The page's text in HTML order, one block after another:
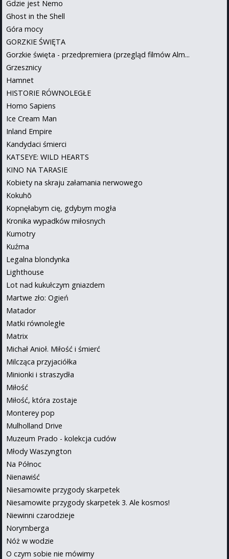
Gdzie jest Nemo
Ghost in the Shell
Góra mocy
GORZKIE ŚWIĘTA
Gorzkie święta - przedpremiera (przegląd filmów Alm...
Grzesznicy
Hamnet
HISTORIE RÓWNOLEGŁE
Homo Sapiens
Ice Cream Man
Inland Empire
Kandydaci śmierci
KATSEYE: WILD HEARTS
KINO NA TARASIE
Kobiety na skraju załamania nerwowego
Kokuhō
Kopnęłabym cię, gdybym mogła
Kronika wypadków miłosnych
Kumotry
Kuźma
Legalna blondynka
Lighthouse
Lot nad kukułczym gniazdem
Martwe zło: Ogień
Matador
Matki równoległe
Matrix
Michał Anioł. Miłość i śmierć
Milcząca przyjaciółka
Minionki i straszydła
Miłość
Miłość, która zostaje
Monterey pop
Mulholland Drive
Muzeum Prado - kolekcja cudów
Młody Waszyngton
Na Północ
Nienawiść
Niesamowite przygody skarpetek
Niesamowite przygody skarpetek 3. Ale kosmos!
Niewinni czarodzieje
Norymberga
Nóż w wodzie
O czym sobie nie mówimy